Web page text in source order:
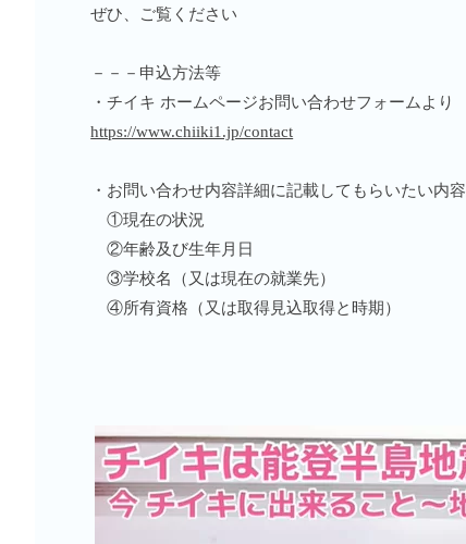
ぜひ、ご覧ください
－－－申込方法等
・チイキ ホームページお問い合わせフォームより
https://www.chiiki1.jp/contact
・お問い合わせ内容詳細に記載してもらいたい内容
①現在の状況
②年齢及び生年月日
③学校名（又は現在の就業先）
④所有資格（又は取得見込取得と時期）